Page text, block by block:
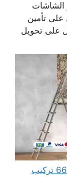
الشاشات
على تأمين
على تحويل
فني تركيب ورق جدران الكويت 66874433 تركيب